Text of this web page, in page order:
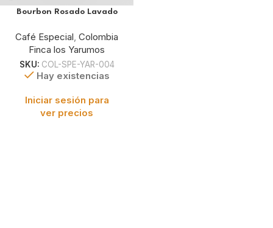
Bourbon Rosado Lavado
Café Especial, Colombia
Finca los Yarumos
SKU: COL-SPE-YAR-004
Hay existencias
Iniciar sesión para
ver precios